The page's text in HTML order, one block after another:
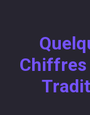
Chiffres